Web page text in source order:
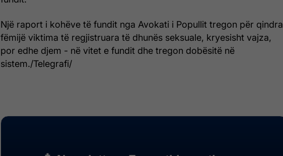
Një raport i kohëve të fundit nga Avokati i Popullit tregon për qindra
fëmijë viktima të regjistruara të dhunës seksuale, kryesisht vajza,
por edhe djem - në vitet e fundit dhe tregon dobësitë në
sistem./Telegrafi/